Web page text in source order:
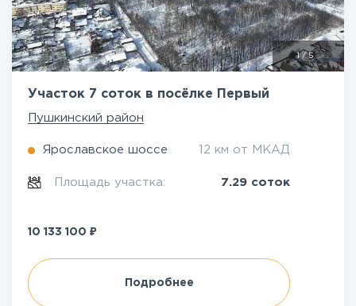
1/5
Участок 7 соток в посёлке Первый
Пушкинский район
Ярославское шоссе 12 км от МКАД
Площадь участка: 7.29 соток
10 133 100 ₽
Подробнее